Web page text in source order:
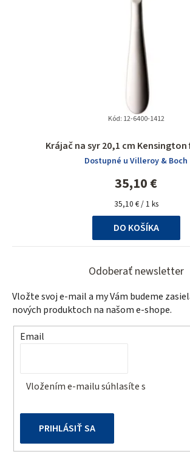
Krájač na syr 20,1 cm
Dostupné u Villeroy & Boch
35,10 €
Jednotková
cena:
35,10 € / 1 ks
DO KOŠÍKA
Kód: 12-6400-1412
Odoberať newsletter
Vložte svoj e-mail a my Vám budeme
nových produktoch na našom e-shope.
Email
Vložením e-mailu súhlasíte s
PRIHLÁSIŤ SA